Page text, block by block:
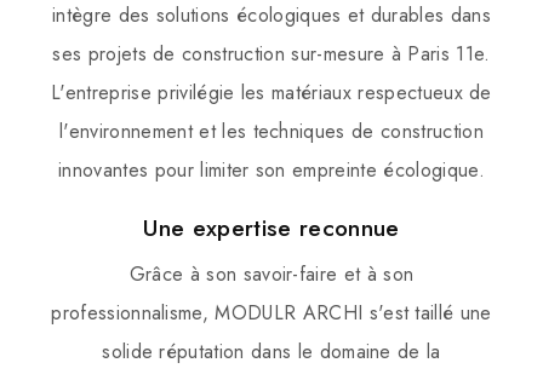
intègre des solutions écologiques et durables dans
ses projets de construction sur-mesure à Paris 11e.
L'entreprise privilégie les matériaux respectueux de
l'environnement et les techniques de construction
innovantes pour limiter son empreinte écologique.
Une expertise reconnue
Grâce à son savoir-faire et à son
professionnalisme, MODULR ARCHI s'est taillé une
solide réputation dans le domaine de la